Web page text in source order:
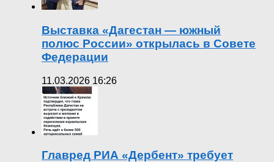
Выставка «Дагестан — южный
полюс России» открылась в Совете
Федерации
11.03.2026 16:26
Главред РИА «Дербент» требует